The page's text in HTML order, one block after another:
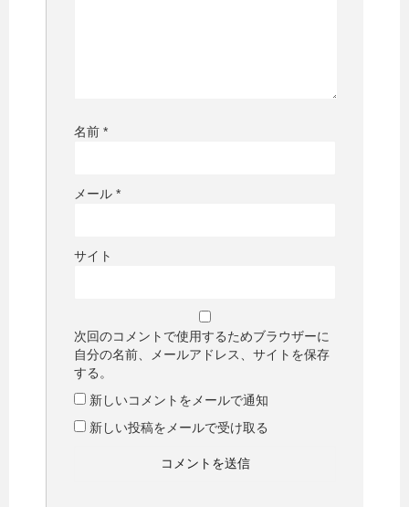
名前 *
メール *
サイト
次回のコメントで使用するためブラウザーに
自分の名前、メールアドレス、サイトを保存
する。
新しいコメントをメールで通知
新しい投稿をメールで受け取る